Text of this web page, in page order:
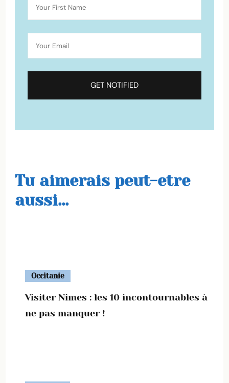
Tu aimerais peut-etre
aussi...
Occitanie
Visiter Nîmes : les 10 incontournables à
ne pas manquer !